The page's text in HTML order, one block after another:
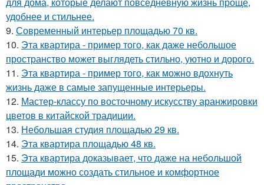
удобнее и стильнее.
9. Современный интерьер площадью 70 кв.
10. Эта квартира - пример того, как даже небольшое
пространство может выглядеть стильно, уютно и дорого.
11. Эта квартира - пример того, как можно вдохнуть
жизнь даже в самые запущенные интерьеры.
12. Мастер-классу по восточному искусству аранжировки
цветов в китайской традиции.
13. Небольшая студия площадью 29 кв.
14. Эта квартира площадью 48 кв.
15. Эта квартира доказывает, что даже на небольшой
площади можно создать стильное и комфортное